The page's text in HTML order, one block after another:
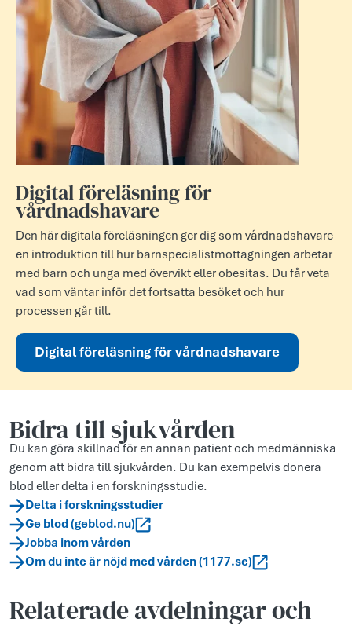
Digital föreläsning för
vårdnadshavare
Den här digitala föreläsningen ger dig som vårdnadshavare
en introduktion till hur barns­peci­a­list­mottagningen arbetar
med barn och unga med övervikt eller obesitas. Du får veta
vad som väntar inför det fortsatta besöket och hur
processen går till.
Digital föreläsning för vårdnadshavare
Bidra till sjukvården
Du kan göra skillnad för en annan patient och medmänniska
genom att bidra till sjukvården. Du kan exempelvis donera
blod eller delta i en forskningsstudie.
Delta i forskningsstudier
Ge blod (geblod.nu)
Jobba inom vården
Om du inte är nöjd med vården (1177.se)
Relaterade avdelningar och